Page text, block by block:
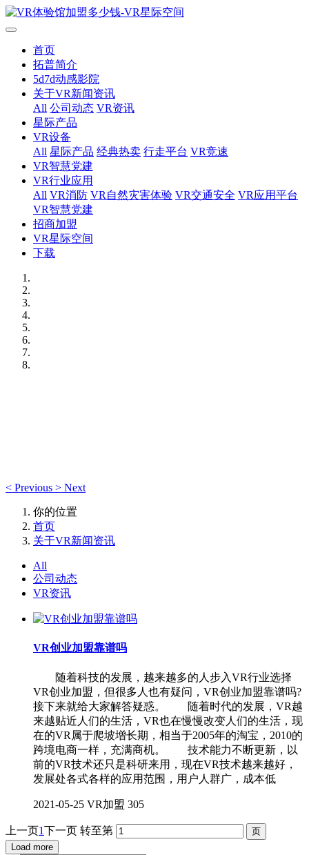
首页
拓普简介
5d7d动感影院
关于VR新闻资讯
All 公司动态 VR资讯
星际产品
VR设备
All 星际产品 经典热卖 行走平台 VR竞速
VR智慧党建
VR行业应用
All VR消防 VR自然灾害体验 VR交通安全 VR应用平台
VR智慧党建
招商加盟
VR星际空间
下载
< Previous > Next
你的位置
首页
关于VR新闻资讯
All
公司动态
VR资讯
VR创业加盟靠谱吗
随着科技的发展，越来越多的人步入VR行业选择
VR创业加盟，但很多人也有疑问，VR创业加盟靠谱吗?
接下来就给大家解答疑惑。 随着时代的发展，VR越
来越贴近人们的生活，VR也在慢慢改变人们的生活，现
在的VR属于爬坡增长期，相当于2005年的淘宝，2010的
跨境电商一样，充满商机。 技术能力不断更新，以
前的VR技术还只是科研来用，现在VR技术越来越好，
发展处各式各样的应用范围，用户人群广，成本低
2021-05-25 VR加盟 305
上一页1下一页 转至第
Load more